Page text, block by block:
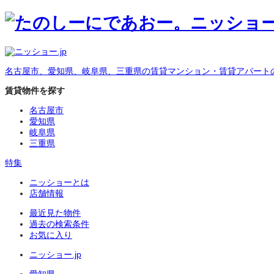
名古屋市、愛知県、岐阜県、三重県の賃貸マンション・賃貸アパート
賃貸物件を探す
名古屋市
愛知県
岐阜県
三重県
特集
ニッショーとは
店舗情報
最近見た物件
過去の検索条件
お気に入り
ニッショー.jp